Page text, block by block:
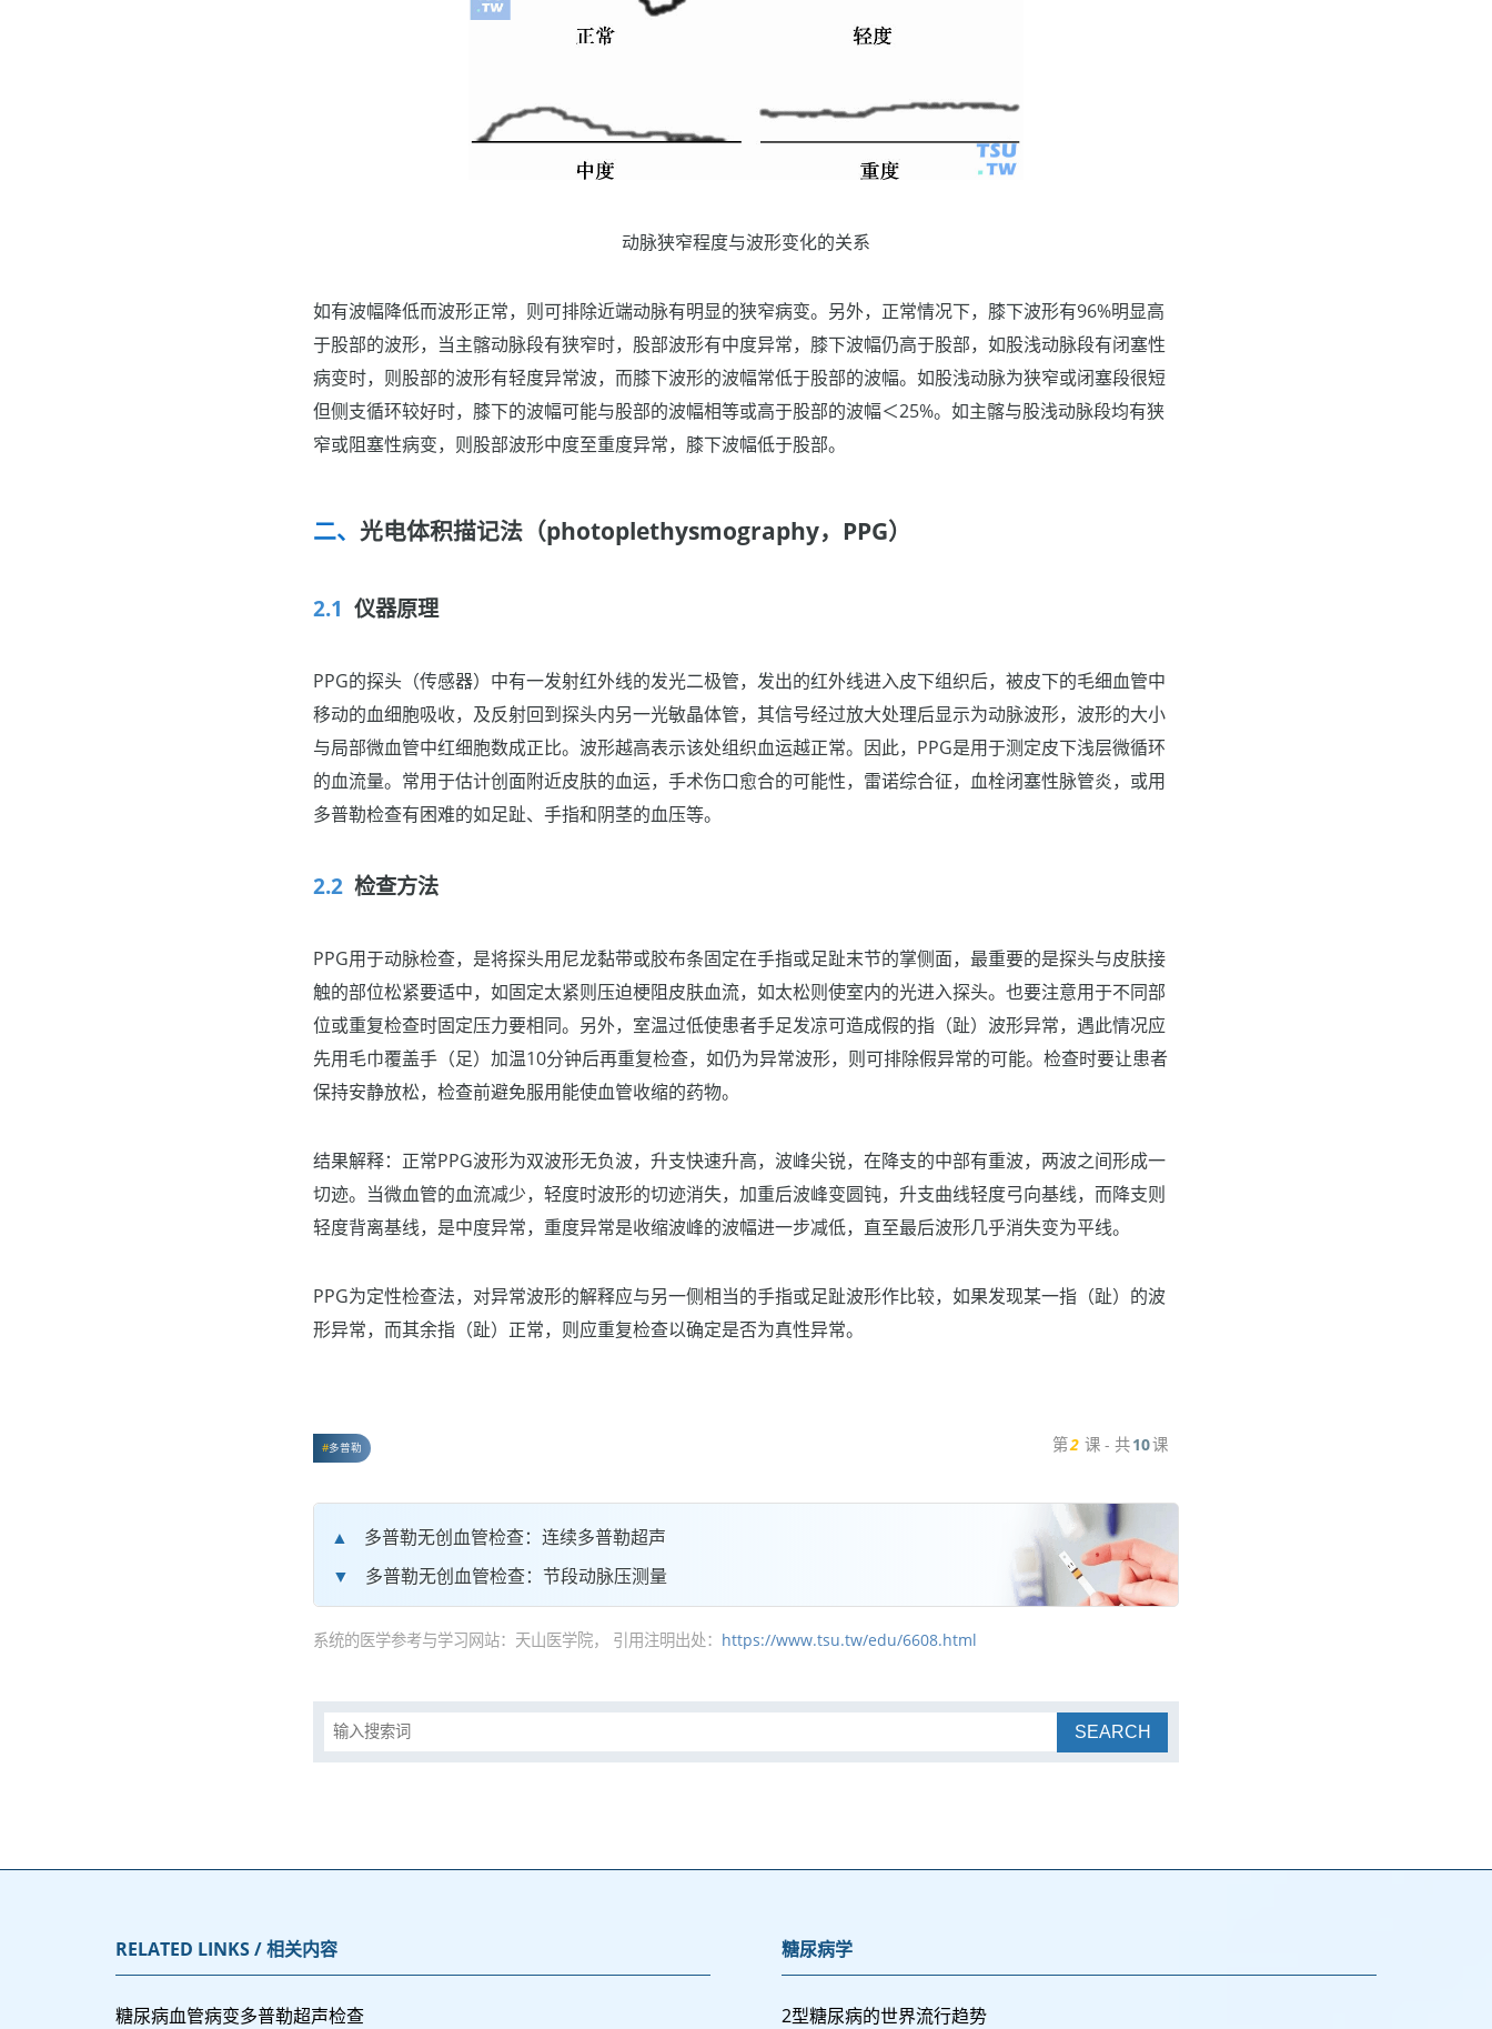
动脉狭窄程度与波形变化的关系
如有波幅降低而波形正常，则可排除近端动脉有明显的狭窄病变。另外，正常情况下，膝下波形有96%明显高
于股部的波形，当主髂动脉段有狭窄时，股部波形有中度异常，膝下波幅仍高于股部，如股浅动脉段有闭塞性
病变时，则股部的波形有轻度异常波，而膝下波形的波幅常低于股部的波幅。如股浅动脉为狭窄或闭塞段很短
但侧支循环较好时，膝下的波幅可能与股部的波幅相等或高于股部的波幅＜25%。如主髂与股浅动脉段均有狭
窄或阻塞性病变，则股部波形中度至重度异常，膝下波幅低于股部。
光电体积描记法（photoplethysmography，PPG）
仪器原理
PPG的探头（传感器）中有一发射红外线的发光二极管，发出的红外线进入皮下组织后，被皮下的毛细血管中
移动的血细胞吸收，及反射回到探头内另一光敏晶体管，其信号经过放大处理后显示为动脉波形，波形的大小
与局部微血管中红细胞数成正比。波形越高表示该处组织血运越正常。因此，PPG是用于测定皮下浅层微循环
的血流量。常用于估计创面附近皮肤的血运，手术伤口愈合的可能性，雷诺综合征，血栓闭塞性脉管炎，或用
多普勒检查有困难的如足趾、手指和阴茎的血压等。
检查方法
PPG用于动脉检查，是将探头用尼龙黏带或胶布条固定在手指或足趾末节的掌侧面，最重要的是探头与皮肤接
触的部位松紧要适中，如固定太紧则压迫梗阻皮肤血流，如太松则使室内的光进入探头。也要注意用于不同部
位或重复检查时固定压力要相同。另外，室温过低使患者手足发凉可造成假的指（趾）波形异常，遇此情况应
先用毛巾覆盖手（足）加温10分钟后再重复检查，如仍为异常波形，则可排除假异常的可能。检查时要让患者
保持安静放松，检查前避免服用能使血管收缩的药物。
结果解释：正常PPG波形为双波形无负波，升支快速升高，波峰尖锐，在降支的中部有重波，两波之间形成一
切迹。当微血管的血流减少，轻度时波形的切迹消失，加重后波峰变圆钝，升支曲线轻度弓向基线，而降支则
轻度背离基线，是中度异常，重度异常是收缩波峰的波幅进一步减低，直至最后波形几乎消失变为平线。
PPG为定性检查法，对异常波形的解释应与另一侧相当的手指或足趾波形作比较，如果发现某一指（趾）的波
形异常，而其余指（趾）正常，则应重复检查以确定是否为真性异常。
多普勒 第2 课 - 共10课
多普勒无创血管检查：连续多普勒超声
多普勒无创血管检查：节段动脉压测量
系统的医学参考与学习网站：天山医学院， 引用注明出处： https://www.tsu.tw/edu/6608.html
SEARCH
RELATED LINKS / 相关内容
糖尿病血管病变多普勒超声检查
糖尿病学
2型糖尿病的世界流行趋势